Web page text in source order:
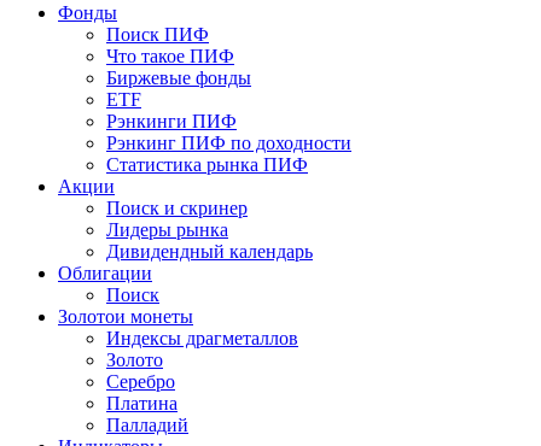
Фонды
Поиск ПИФ
Что такое ПИФ
Биржевые фонды
ETF
Рэнкинги ПИФ
Рэнкинг ПИФ по доходности
Статистика рынка ПИФ
Акции
Поиск и скринер
Лидеры рынка
Дивидендный календарь
Облигации
Поиск
Золотои монеты
Индексы драгметаллов
Золото
Серебро
Платина
Палладий